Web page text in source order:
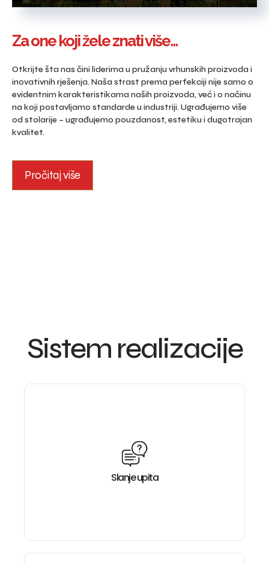
Za one koji žele znati više...
Otkrijte šta nas čini liderima u pružanju vrhunskih proizvoda i
inovativnih rješenja. Naša strast prema perfekciji nije samo o
evidentnim karakteristikama naših proizvoda, već i o načinu
na koji postavljamo standarde u industriji. Ugrađujemo više
od stolarije – ugrađujemo pouzdanost, estetiku i dugotrajan
kvalitet.
Pročitaj više
Sistem realizacije
Slanje upita
Brzo i lako možete komunicirati s našim stručnim
timom. Dajte nam specifične zahtjeve, i mi ćemo
vam pružiti odgovarajuće informacije, cijene ili
agendu za daljnje korake.